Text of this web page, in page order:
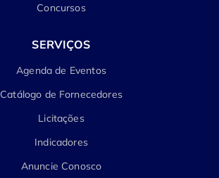
Concursos
SERVIÇOS
Agenda de Eventos
Catálogo de Fornecedores
Licitações
Indicadores
Anuncie Conosco